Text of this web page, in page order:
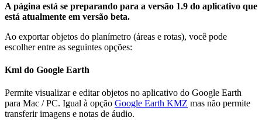
A página está se preparando para a versão 1.9 do aplicativo que
está atualmente em versão beta.
Ao exportar objetos do planímetro (áreas e rotas), você pode
escolher entre as seguintes opções:
Kml do Google Earth
Permite visualizar e editar objetos no aplicativo do Google Earth
para Mac / PC. Igual à opção Google Earth KMZ mas não permite
transferir imagens e notas de áudio.